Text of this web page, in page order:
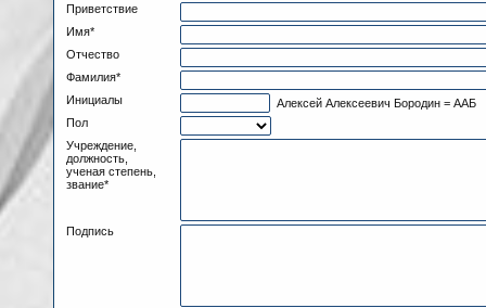
Приветствие
Имя*
Отчество
Фамилия*
Инициалы
Алексей Алексеевич Бородин = ААБ
Пол
Учреждение,
должность,
ученая степень,
звание*
Подпись